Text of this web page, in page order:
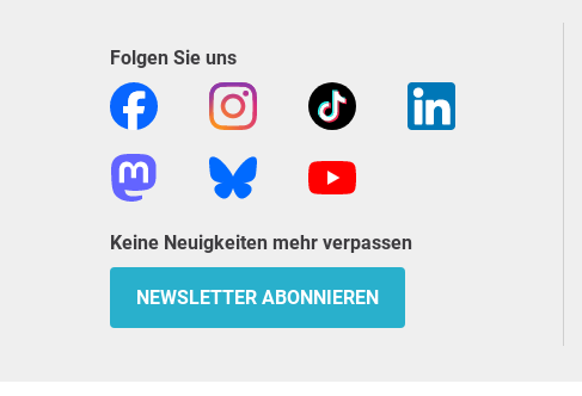
Folgen Sie uns
Keine Neuigkeiten mehr verpassen
NEWSLETTER ABONNIEREN